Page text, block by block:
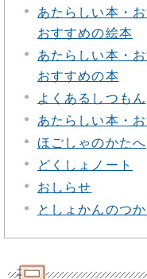
あたらしい本・
おすすめの絵本
あたらしい本・
おすすめの本
よくあるしつもん
あたらしい本・
ほごしゃのかたへ
どくしょノート
おしらせ
としょかんのつ